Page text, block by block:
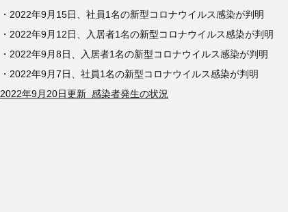
・2022年9月15日、社員1名の新型コロナウイルス感染が判明
・2022年9月12日、入居者1名の新型コロナウイルス感染が判明
・2022年9月8日、入居者1名の新型コロナウイルス感染が判明
・2022年9月7日、社員1名の新型コロナウイルス感染が判明
2022年9月20日更新 感染者発生の状況